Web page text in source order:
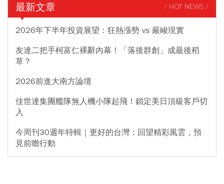
最新文章 / HOT NEWS /
2026年下半年投資展望：狂熱漲勢 vs 嚴峻現實
友達二把手柯富仁裸辭內幕！「落後群創」成最後稻
草？
2026前進大南方論壇
佳世達集團艦隊無人機小隊起飛！鎖定美日頂級客戶切
入
今周刊30週年特輯｜更好的台灣：回望精彩風雲，預
見前瞻行動